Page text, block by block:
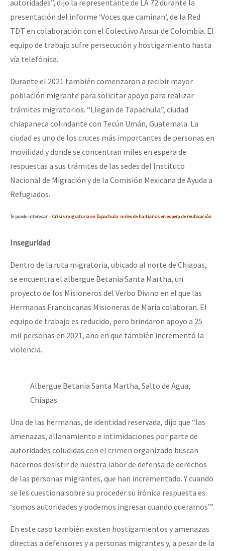
autoridades”, dijo la representante de LA 72 durante la
presentación del informe ‘Voces que caminan’, de la Red
TDT en colaboración con el Colectivo Ansur de Colombia. El
equipo de trabajo sufre persecución y hostigamiento hasta
vía telefónica.
Durante el 2021 también comenzaron a recibir mayor
población migrante para solicitar apoyo para realizar
trámites migratorios. “Llegan de Tapachula”, ciudad
chiapaneca colindante con Tecún Umán, Guatemala. La
ciudad es uno de los cruces más importantes de personas en
movilidad y donde se concentran miles en espera de
respuestas a sus trámites de las sedes del Instituto
Nacional de Migración y de la Comisión Mexicana de Ayuda a
Refugiados.
Te puede interesar –Crisis migratoria en Tapachula: miles de haitianos en espera de reubicación
Inseguridad
Dentro de la ruta migratoria, ubicado al norte de Chiapas,
se encuentra el albergue Betania Santa Martha, un
proyecto de los Misioneros del Verbo Divino en el que las
Hermanas Franciscanas Misioneras de María colaboran. El
equipo de trabajo es reducido, pero brindaron apoyo a 25
mil personas en 2021, año en que también incrementó la
violencia.
Albergue Betania Santa Martha, Salto de Agua,
Chiapas
Una de las hermanas, de identidad reservada, dijo que “las
amenazas, allanamiento e intimidaciones por parte de
autoridades coludidas con el crimen organizado buscan
hacernos desistir de nuestra labor de defensa de derechos
de las personas migrantes, que han incrementado. Y cuando
se les cuestiona sobre su proceder su irónica respuesta es:
‘somos autoridades y podemos ingresar cuando queramos’”.
En este caso también existen hostigamientos y amenazas
directas a defensores y a personas migrantes y, a pesar de la